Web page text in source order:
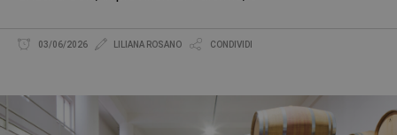
03/06/2026 LILIANA ROSANO CONDIVIDI